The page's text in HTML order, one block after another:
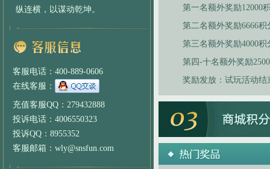
纵连横，以谋动乾坤。
客服电话：400-889-0606
在线客服：
充值客服QQ：279432888
投诉电话：4006550323
投诉QQ：8955352
客服邮箱：wly@snsfun.com
第一名额外奖励12000
第二名额外奖励6666积
第三名额外奖励4000积
第四-十名额外奖励
奖励发放：试玩活动